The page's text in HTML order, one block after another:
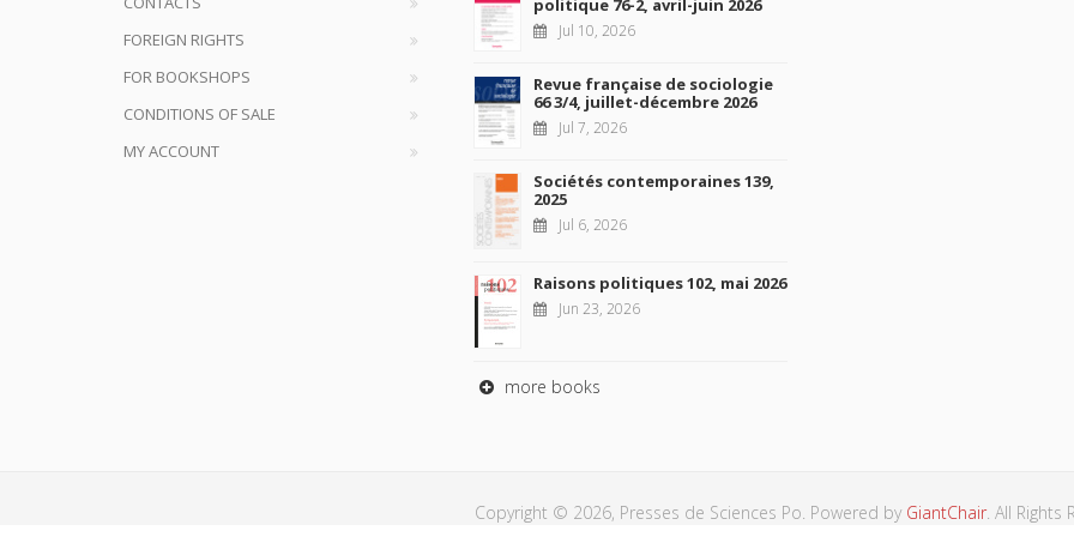
FOREIGN RIGHTS
FOR BOOKSHOPS
CONDITIONS OF SALE
MY ACCOUNT
politique 76-2, avril-juin 2026
Jul 10, 2026
Revue française de sociologie
66 3/4, juillet-décembre 2026
Jul 7, 2026
Sociétés contemporaines 139,
2025
Jul 6, 2026
Raisons politiques 102, mai 2026
Jun 23, 2026
more books
Copyright © 2026, Presses de Sciences Po. Powered by GiantChair. All Rights